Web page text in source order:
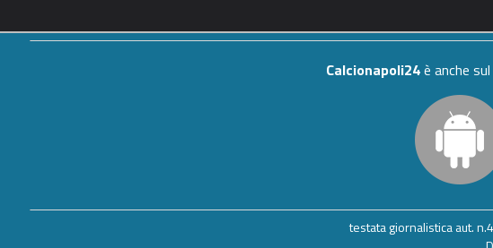
Calcionapoli24è anche
testata giornalistica aut.